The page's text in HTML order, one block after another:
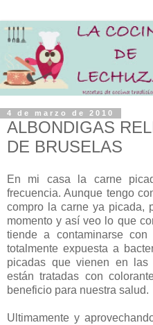
4 de marzo de 2010
ALBONDIGAS
DE BRUSELAS
En mi casa la carne
frecuencia. Aunque tengo
compro la carne ya picada,
momento y así veo lo que
tiende a contaminarse
totalmente expuesta a
picadas que vienen en las
están tratadas con
beneficio para nuestra salud.
Ultimamente y